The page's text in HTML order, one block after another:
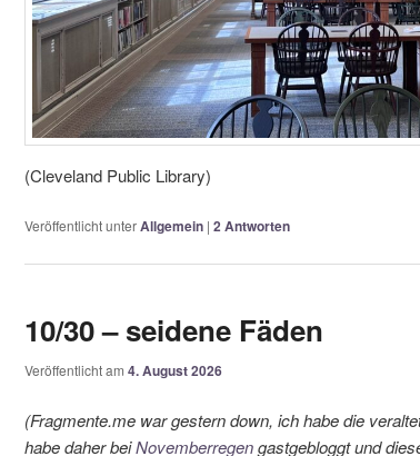
(Cleveland Public Library)
Veröffentlicht unterAllgemein | 2Antworten
10/30 – seidene Fäden
Veröffentlicht am 4. August 2026
(Fragmente.me war gestern down, ich habe die
habe daher beiNovemberregengastgebloggt und